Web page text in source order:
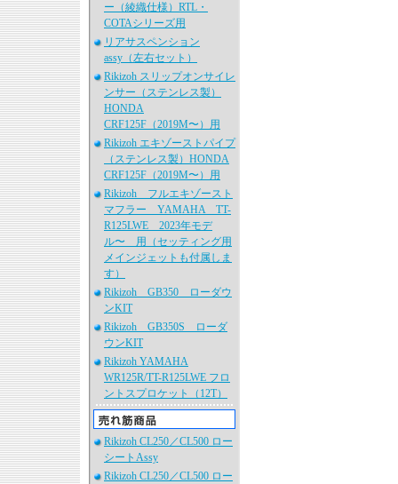
ー（綾織仕様）RTL・
COTAシリーズ用
リアサスペンション
assy（左右セット）
Rikizoh スリップオンサイレ
ンサー（ステンレス製）
HONDA
CRF125F（2019M〜）用
Rikizoh エキゾーストパイプ
（ステンレス製）HONDA
CRF125F（2019M〜）用
Rikizoh フルエキゾースト
マフラー YAMAHA TT-
R125LWE 2023年モデ
ル〜 用（セッティング用
メインジェットも付属しま
す）
Rikizoh GB350 ローダウ
ンKIT
Rikizoh GB350S ローダ
ウンKIT
Rikizoh YAMAHA
WR125R/TT-R125LWE フロ
ントスプロケット（12T）
Rikizoh CL250／CL500 ロー
シートAssy
Rikizoh CL250／CL500 ロー